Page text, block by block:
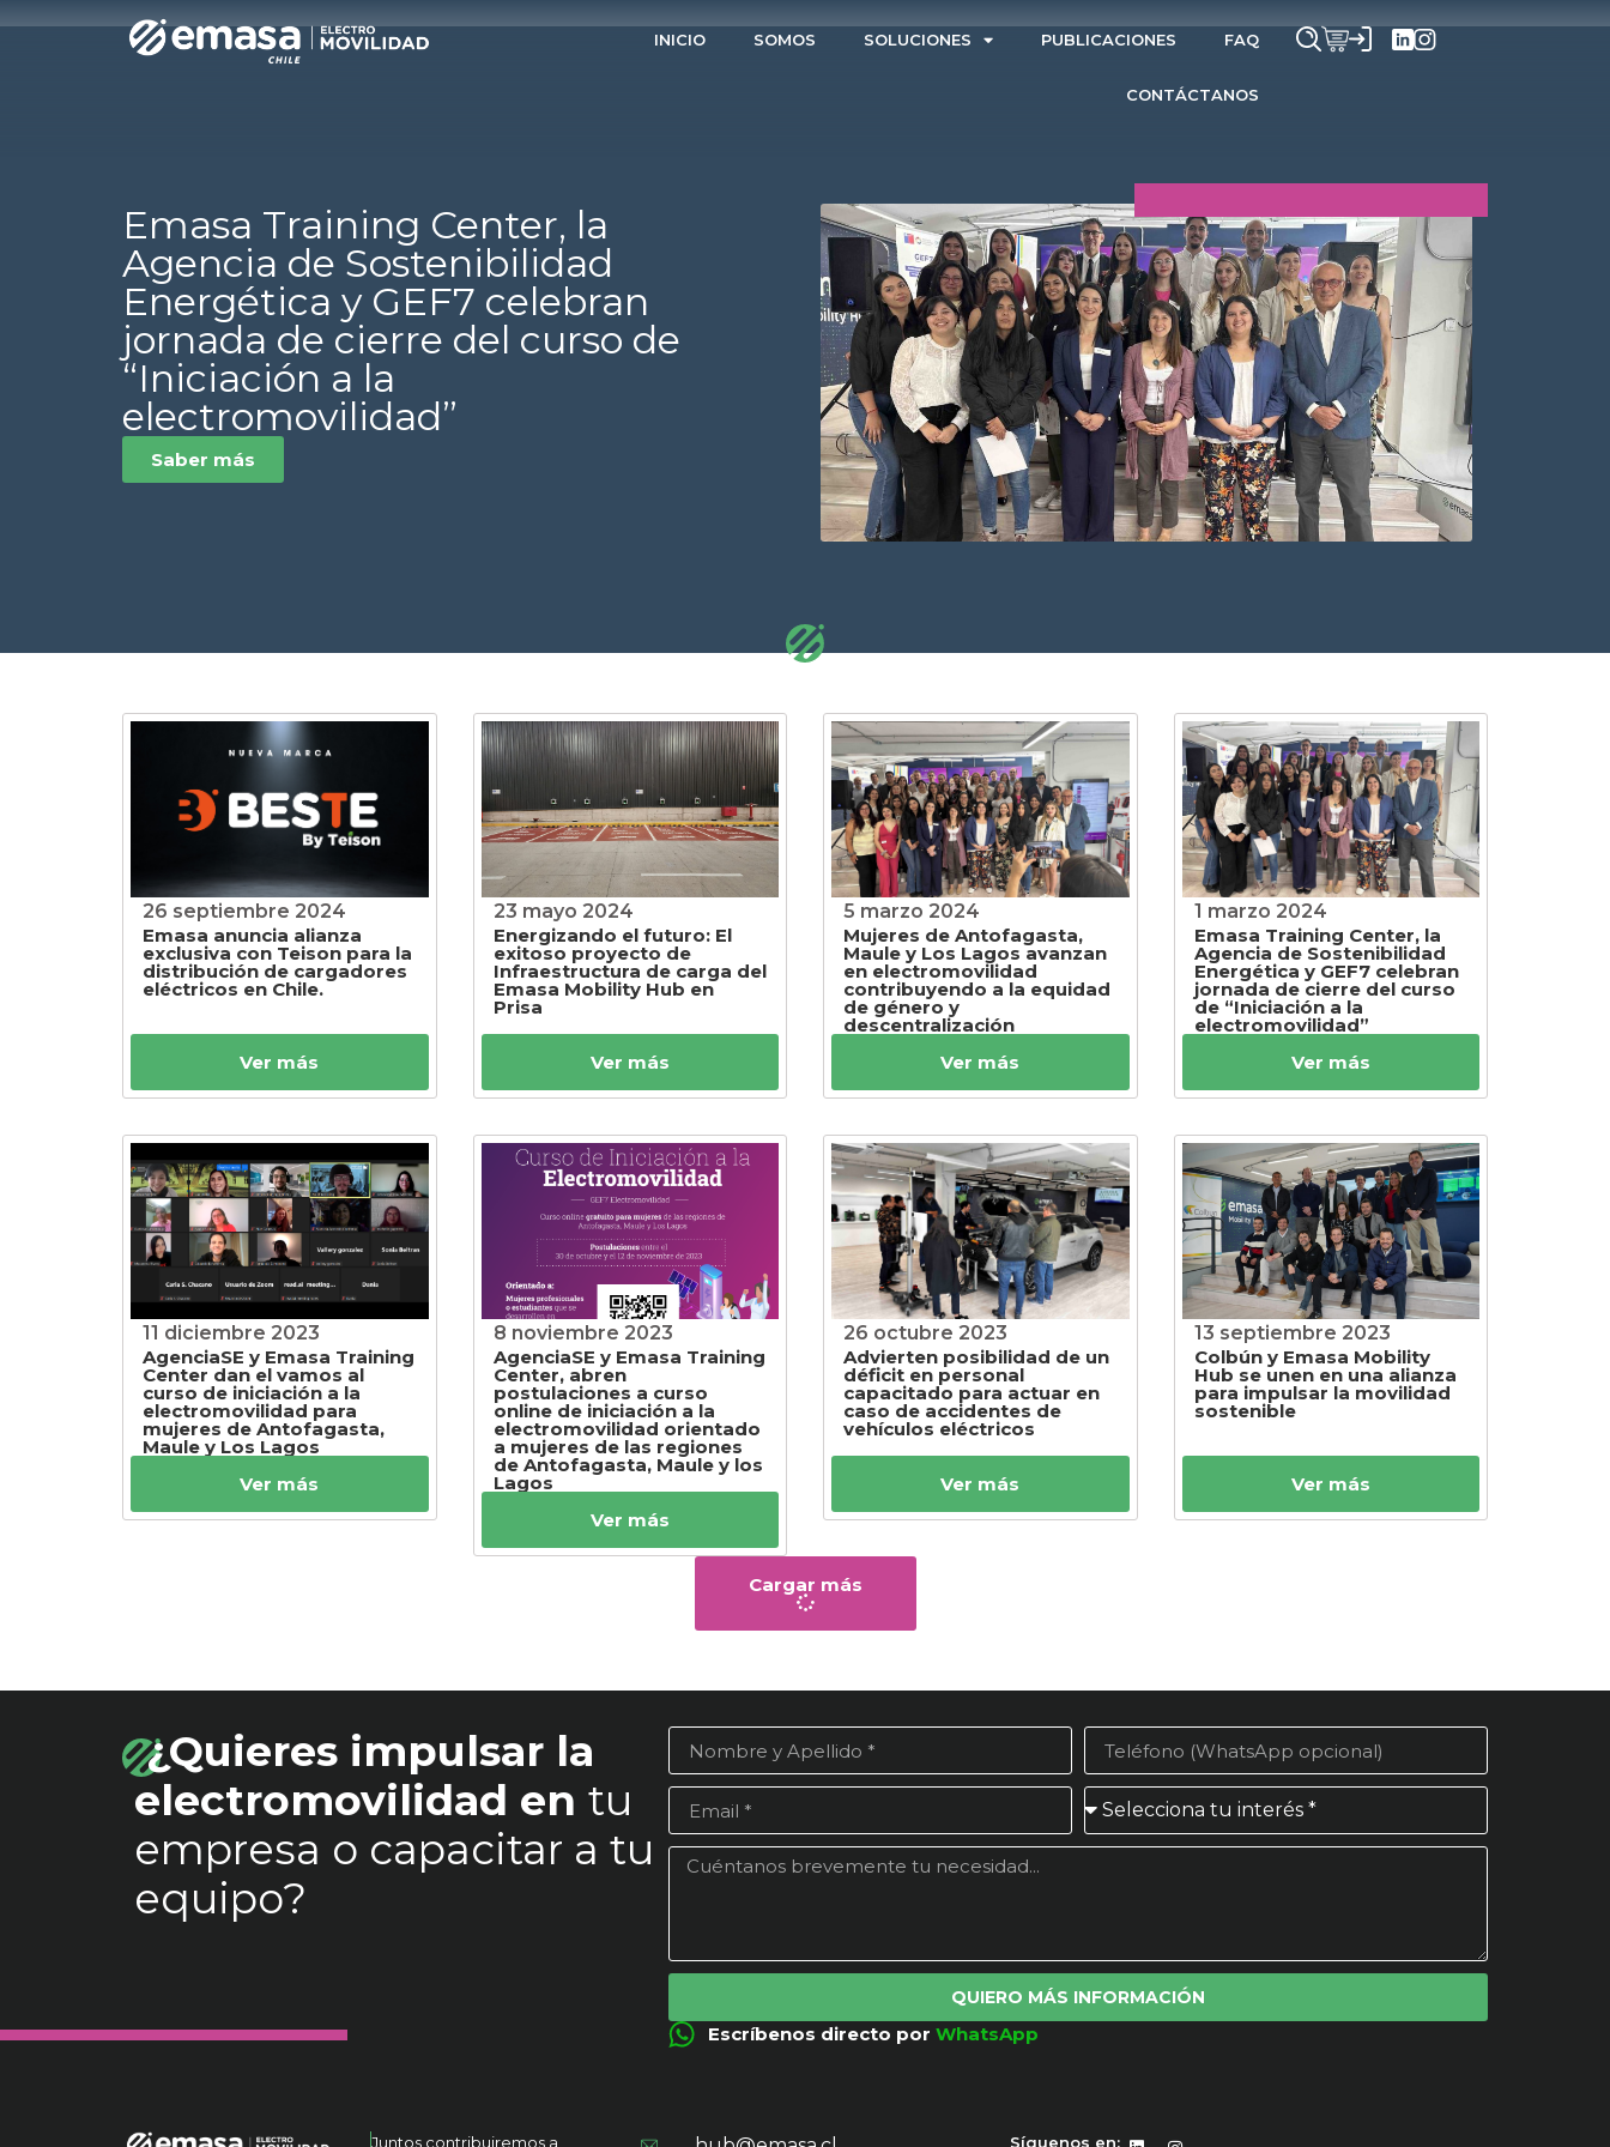
INICIO SOMOS SOLUCIONES PUBLICACIONES FAQ
CONTÁCTANOS
Emasa Training Center, la
Agencia de Sostenibilidad
Energética y GEF7 celebran
jornada de cierre del curso de
“Iniciación a la
electromovilidad”
Saber más
26 septiembre 2024
Emasa anuncia alianza
exclusiva con Teison para la
distribución de cargadores
eléctricos en Chile.
Ver más
23 mayo 2024
Energizando el futuro: El
exitoso proyecto de
Infraestructura de carga del
Emasa Mobility Hub en
Prisa
Ver más
5 marzo 2024
Mujeres de Antofagasta,
Maule y Los Lagos avanzan
en electromovilidad
contribuyendo a la equidad
de género y
descentralización
Ver más
1 marzo 2024
Emasa Training Center, la
Agencia de Sostenibilidad
Energética y GEF7 celebran
jornada de cierre del curso
de “Iniciación a la
electromovilidad”
Ver más
11 diciembre 2023
AgenciaSE y Emasa Training
Center dan el vamos al
curso de iniciación a la
electromovilidad para
mujeres de Antofagasta,
Maule y Los Lagos
Ver más
8 noviembre 2023
AgenciaSE y Emasa Training
Center, abren
postulaciones a curso
online de iniciación a la
electromovilidad orientado
a mujeres de las regiones
de Antofagasta, Maule y los
Lagos
Ver más
26 octubre 2023
Advierten posibilidad de un
déficit en personal
capacitado para actuar en
caso de accidentes de
vehículos eléctricos
Ver más
13 septiembre 2023
Colbún y Emasa Mobility
Hub se unen en una alianza
para impulsar la movilidad
sostenible
Ver más
Cargar más
¿Quieres impulsar la
electromovilidad entu
empresa o capacitar a tu
equipo?
QUIERO MÁS INFORMACIÓN
Escríbenos directo por WhatsApp
Juntos contribuiremos a Síguenos en: